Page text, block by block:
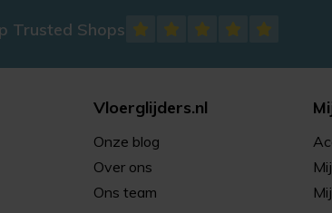
Trusted Shops
Vloerglijders.nl
Onze blog
Over ons
Ons team